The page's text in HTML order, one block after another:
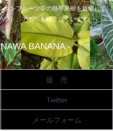
ョンフルーツ等の熱帯果樹を栽培して
ツ）、アガベも紹介しています。
BANANA -
販 売
Twitter
メールフォーム